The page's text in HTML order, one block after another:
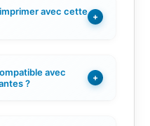
avec cette +
avec
?
+